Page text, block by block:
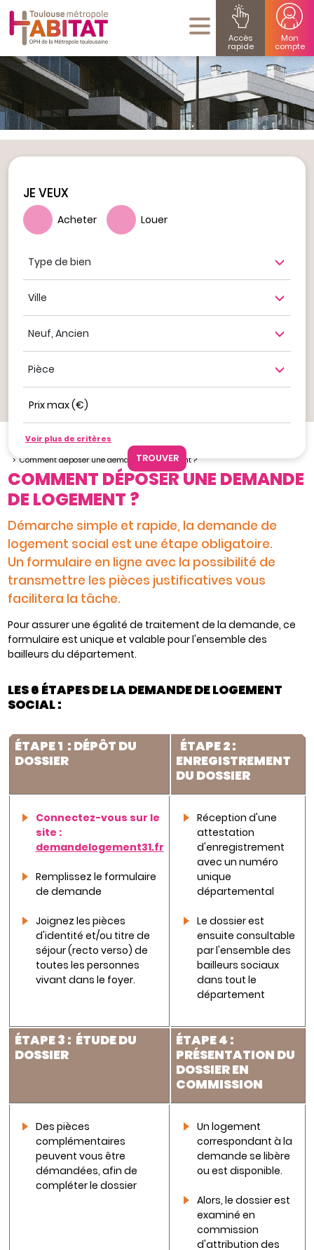
Accès
rapide
Mon
compte
Voir plus de critères
JE VEUX
Acheter Louer
Ville
Neuf, ancien
Nombre de pièce
Prix max (€)
Je veux louer
Louer un bien avec Toulouse Métropole Habitat
Comment déposer une demande de logement ?
Ajouter à mes favoris
COMMENT DÉPOSER UNE DEMANDE
DE LOGEMENT ?
Démarche simple et rapide, la demande de
logement social est une étape obligatoire.
Un formulaire en ligne avec la possibilité de
transmettre les pièces justificatives vous
facilitera la tâche.
Pour assurer une égalité de traitement de la demande, ce
formulaire est unique et valable pour l'ensemble des
bailleurs du département.
LES 6 ÉTAPES DE LA DEMANDE DE LOGEMENT
SOCIAL :
ÉTAPE 1 : DÉPÔT DU
DOSSIER
ÉTAPE 2 :
ENREGISTREMENT
DU DOSSIER
Connectez-vous sur le
site :
demandelogement31.fr
Remplissez le formulaire
de demande
Joignez les pièces
d'identité et/ou titre de
séjour (recto verso) de
toutes les personnes
vivant dans le foyer.
Réception d'une
attestation
d'enregistrement
avec un numéro
unique
départemental
Le dossier est
ensuite consultable
par l'ensemble des
bailleurs sociaux
dans tout le
département
ÉTAPE 3 : ÉTUDE DU
DOSSIER
ÉTAPE 4 :
PRÉSENTATION DU
DOSSIER EN
COMMISSION
Des pièces
complémentaires
peuvent vous être
démandées, afin de
compléter le dossier
Un logement
correspondant à la
demande se libère
ou est disponible.
Alors, le dossier est
examiné en
commission
d'attribution des